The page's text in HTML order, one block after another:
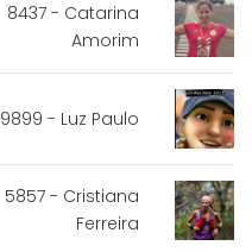
8437 - Catarina
Amorim
9899 - Luz Paulo
5857 - Cristiana
Ferreira